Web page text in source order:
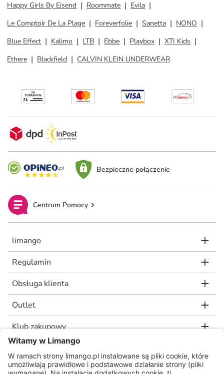
Happy Girls By Eisend
Roommate
Evila
Le Comptoir De La Plage
Foreverfolie Sanetta
NONO
Blue Effect
Kalimo LTB Ebbe Playbox
XTI Kids
Ethere
Blackfield CALVIN KLEIN UNDERWEAR
Bezpieczne połączenie
Centrum Pomocy
limango
Regulamin
Obsługa klienta
Outlet
Klub zakupowy